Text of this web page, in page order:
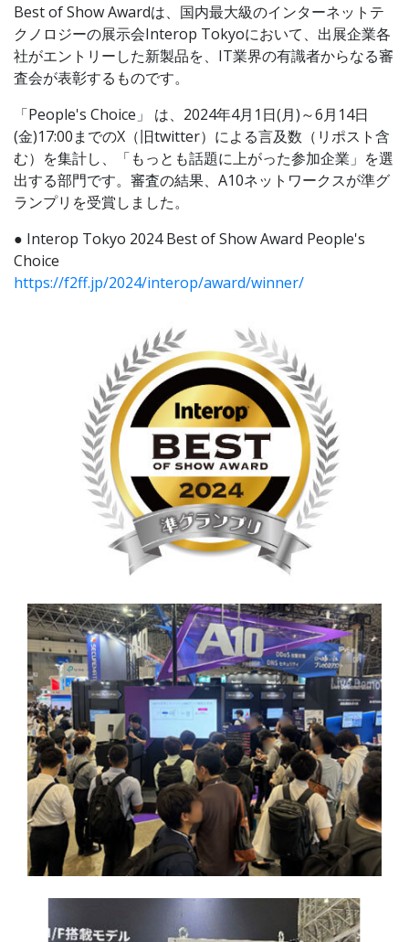
Best of Show Awardは、国内最大級のインターネットテ
クノロジーの展示会Interop Tokyoにおいて、出展企業各
社がエントリーした新製品を、IT業界の有識者からなる審
査会が表彰するものです。
「People's Choice」 は、2024年4月1日(月)～6月14日
(金)17:00までのX（旧twitter）による言及数（リポスト含
む）を集計し、「もっとも話題に上がった参加企業」を選
出する部門です。審査の結果、A10ネットワークスが準グ
ランプリを受賞しました。
● Interop Tokyo 2024 Best of Show Award People's
Choice
https://f2ff.jp/2024/interop/award/winner/